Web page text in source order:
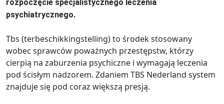
rozpoczęcie specjalistycznego leczenia
psychiatrycznego.
Tbs (terbeschikkingstelling) to środek stosowany
wobec sprawców poważnych przestępstw, którzy
cierpią na zaburzenia psychiczne i wymagają leczenia
pod ścisłym nadzorem. Zdaniem TBS Nederland system
znajduje się pod coraz większą presją.